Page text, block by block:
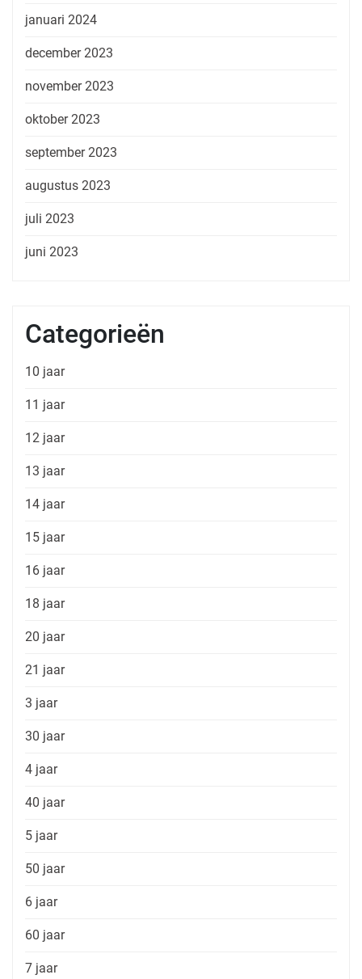
januari 2024
december 2023
november 2023
oktober 2023
september 2023
augustus 2023
juli 2023
juni 2023
Categorieën
10 jaar
11 jaar
12 jaar
13 jaar
14 jaar
15 jaar
16 jaar
18 jaar
20 jaar
21 jaar
3 jaar
30 jaar
4 jaar
40 jaar
5 jaar
50 jaar
6 jaar
60 jaar
7 jaar